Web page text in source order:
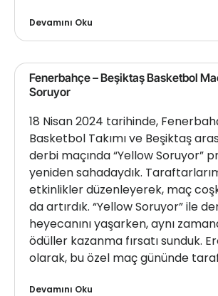
Devamını Oku
Fenerbahçe – Beşiktaş Basketbol
Soruyor
18 Nisan 2024 tarihinde,
Basketbol Takımı ve Beşiktaş
derbi maçında “Yellow Soruyor”
yeniden sahadaydık.
etkinlikler düzenleyerek, maç
da artırdık. “Yellow Soruyor” ile
heyecanını yaşarken, aynı
ödüller kazanma fırsatı sunduk.
olarak, bu özel maç gününde
Devamını Oku